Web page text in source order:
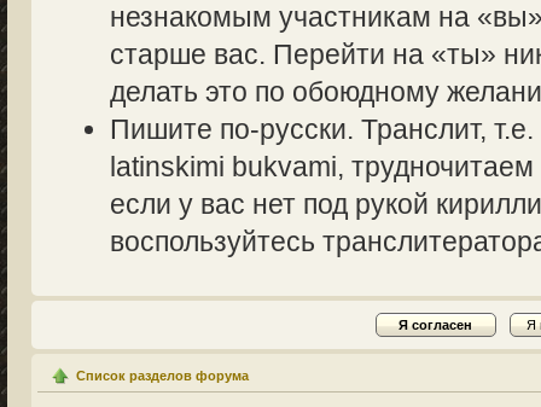
незнакомым участникам на
старше вас. Перейти на «ты»
делать это по обоюдному
Пишите по-русски. Транслит,
latinskimi bukvami,
если у вас нет под рукой
воспользуйтесь
Список разделов форума